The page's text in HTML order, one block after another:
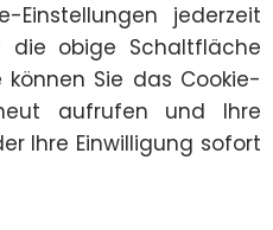
Einstellungen jederzeit
obige Schaltfläche
können Sie das Cookie-
aufrufen und Ihre
Ihre Einwilligung sofort